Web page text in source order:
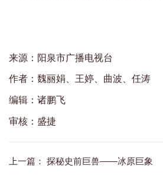
来源：阳泉市广播电视台
作者：魏丽娟、王婷、曲波、任涛
编辑：诸鹏飞
审核：盛捷
上一篇： 探秘史前巨兽——冰原巨象